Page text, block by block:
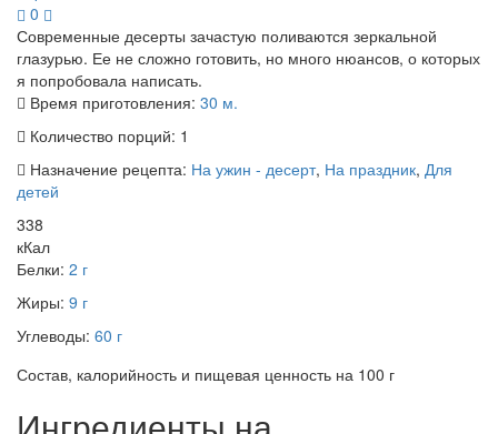
0
Современные десерты зачастую поливаются зеркальной
глазурью. Ее не сложно готовить, но много нюансов, о которых
я попробовала написать.
Время приготовления: 30 м.
Количество порций: 1
Назначение рецепта: На ужин - десерт, На праздник, Для
детей
338
кКал
Белки: 2 г
Жиры: 9 г
Углеводы: 60 г
Состав, калорийность и пищевая ценность на 100 г